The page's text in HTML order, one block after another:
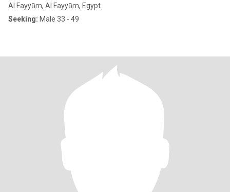
Al Fayyūm, Al Fayyūm, Egypt
Seeking: Male 33 - 49